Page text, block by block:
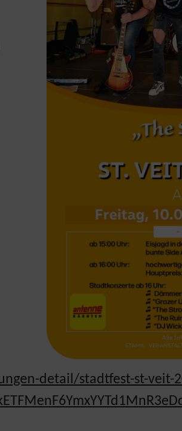
detail/stadtfest-st-veit-